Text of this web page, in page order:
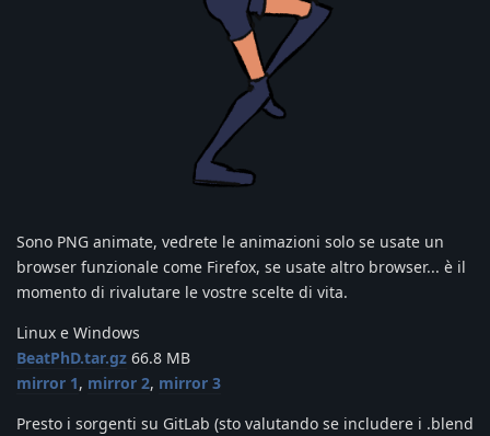
Sono PNG animate, vedrete le animazioni solo se usate un
browser funzionale come Firefox, se usate altro browser... è il
momento di rivalutare le vostre scelte di vita.
Linux e Windows
BeatPhD.tar.gz 66.8 MB
mirror 1, mirror 2, mirror 3
Presto i sorgenti su GitLab (sto valutando se includere i .blend